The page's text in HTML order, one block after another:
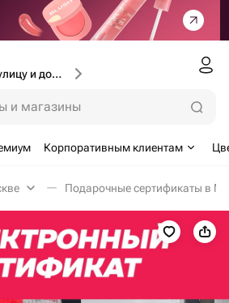
Введите город, улицу и дом доставки
и магазины
Корпоративным клиентам
Подарочные сертификаты в